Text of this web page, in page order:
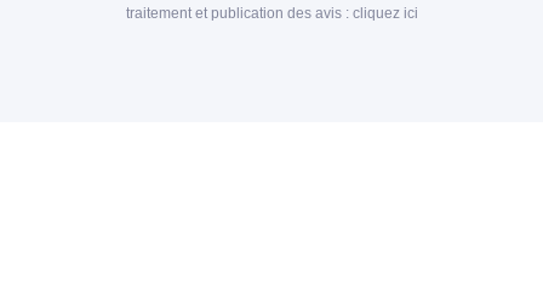
traitement et publication des avis : cliquez ici